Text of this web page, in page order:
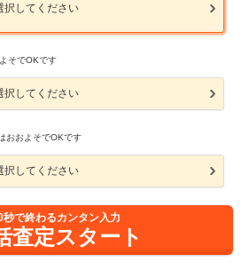
択してください
そでOKです
択してください
おおよそでOKです
択してください
秒で終わるカンタン入力
査定スタート